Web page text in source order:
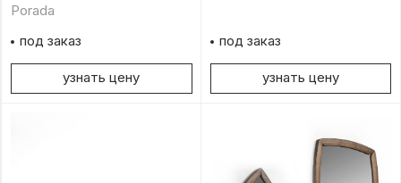
Porada
под заказ
узнать цену
под заказ
узнать цену